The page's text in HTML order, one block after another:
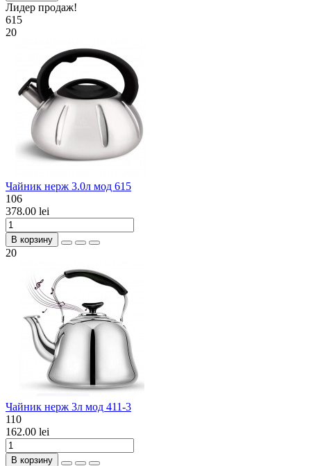
Лидер продаж!
615
20
Чайник нерж 3.0л мод 615
106
378.00 lei
В корзину
20
Чайник нерж 3л мод 411-3
110
162.00 lei
В корзину